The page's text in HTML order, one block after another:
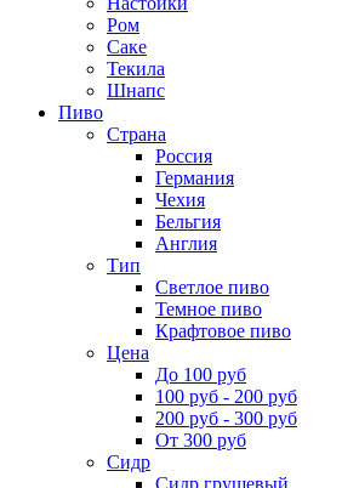
Ром
Саке
Текила
Шнапс
Пиво
Страна
Россия
Германия
Чехия
Бельгия
Англия
Тип
Светлое пиво
Темное пиво
Крафтовое пиво
Цена
До 100 руб
100 руб - 200 руб
200 руб - 300 руб
От 300 руб
Сидр
Сидр грушевый